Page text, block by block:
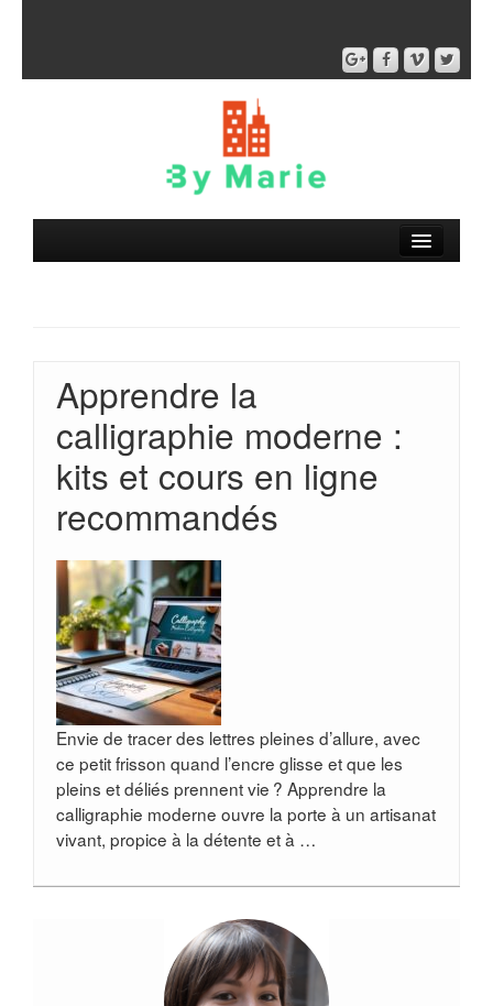
Apprendre la
calligraphie moderne :
kits et cours en ligne
recommandés
Envie de tracer des lettres pleines d’allure, avec
ce petit frisson quand l’encre glisse et que les
pleins et déliés prennent vie ? Apprendre la
calligraphie moderne ouvre la porte à un artisanat
vivant, propice à la détente et à …